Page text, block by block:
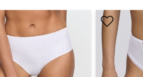
De Rose)